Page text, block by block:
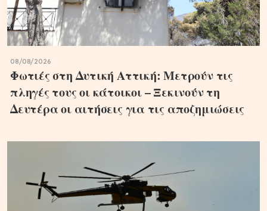
08/08/2026
Φωτιές στη Δυτική Αττική: Μετρούν τις
πληγές τους οι κάτοικοι – Ξεκινούν τη
Δευτέρα οι αιτήσεις για τις αποζημιώσεις